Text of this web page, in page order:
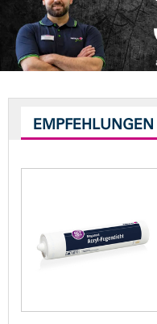
EMPFEHLUNGEN